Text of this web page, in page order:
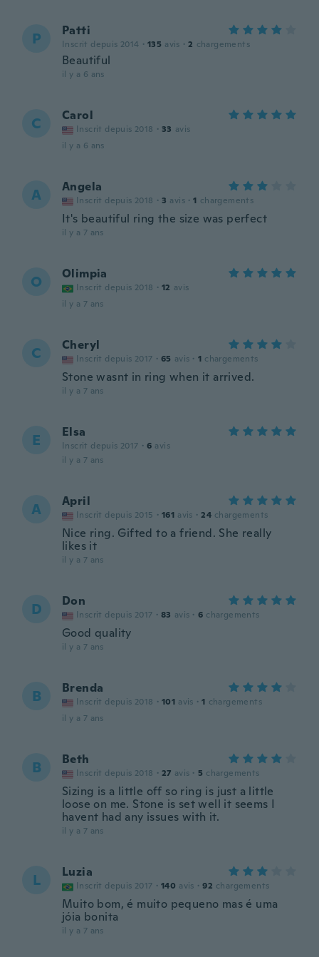
P Patti
Inscrit depuis 2014 · 135 avis · 2 chargements
Beautiful
il y a 6 ans
C Carol
Inscrit depuis 2018 · 33 avis
il y a 6 ans
A Angela
Inscrit depuis 2018 · 3 avis · 1 chargements
It's beautiful ring the size was perfect
il y a 7 ans
O Olimpia
Inscrit depuis 2018 · 12 avis
il y a 7 ans
C Cheryl
Inscrit depuis 2017 · 65 avis · 1 chargements
Stone wasnt in ring when it arrived.
il y a 7 ans
E Elsa
Inscrit depuis 2017 · 6 avis
il y a 7 ans
A April
Inscrit depuis 2015 · 161 avis · 24 chargements
Nice ring. Gifted to a friend. She really
likes it
il y a 7 ans
D Don
Inscrit depuis 2017 · 83 avis · 6 chargements
Good quality
il y a 7 ans
B Brenda
Inscrit depuis 2018 · 101 avis · 1 chargements
il y a 7 ans
B Beth
Inscrit depuis 2018 · 27 avis · 5 chargements
Sizing is a little off so ring is just a little
loose on me. Stone is set well it seems I
havent had any issues with it.
il y a 7 ans
L Luzia
Inscrit depuis 2017 · 140 avis · 92 chargements
Muito bom, é muito pequeno mas é uma
jóia bonita
il y a 7 ans